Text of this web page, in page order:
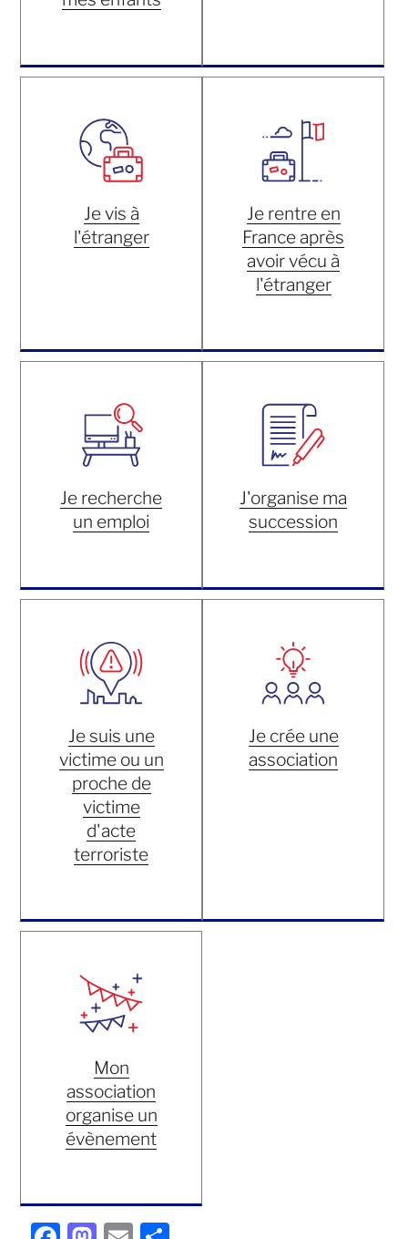
Je vis à
l'étranger
Je rentre en
France après
avoir vécu à
l'étranger
Je recherche
un emploi
J'organise ma
succession
Je suis une
victime ou un
proche de
victime
d'acte
terroriste
Je crée une
association
Mon
association
organise un
évènement